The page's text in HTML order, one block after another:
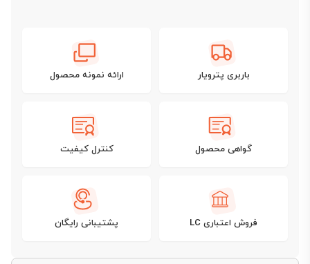
باربری پترویار ارائه نمونه محصول
گواهی محصول کنترل کیفیت
فروش اعتباری LC پشتیبانی رایگان